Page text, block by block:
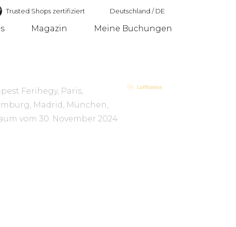
Trusted Shops zertifiziert Deutschland /DE
Magazin Meine Buchungen
Ferihegy, Paris,
Madrid, München,
vom 30. November 2024